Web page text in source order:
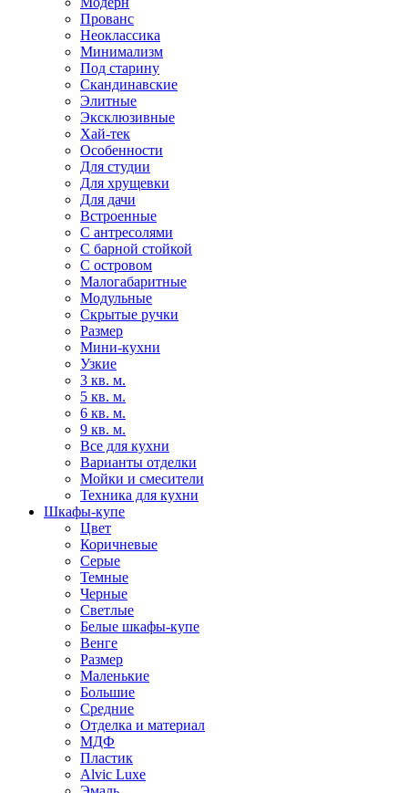
Прованс
Неоклассика
Минимализм
Под старину
Скандинавские
Элитные
Эксклюзивные
Хай-тек
Особенности
Для студии
Для хрущевки
Для дачи
Встроенные
С антресолями
С барной стойкой
С островом
Малогабаритные
Модульные
Скрытые ручки
Размер
Мини-кухни
Узкие
3 кв. м.
5 кв. м.
6 кв. м.
9 кв. м.
Все для кухни
Варианты отделки
Мойки и смесители
Техника для кухни
Шкафы-купе
Цвет
Коричневые
Серые
Темные
Черные
Светлые
Белые шкафы-купе
Венге
Размер
Маленькие
Большие
Средние
Отделка и материал
МДФ
Пластик
Alvic Luxe